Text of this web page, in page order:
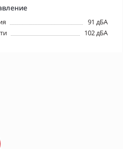
91 дБА
102 дБА